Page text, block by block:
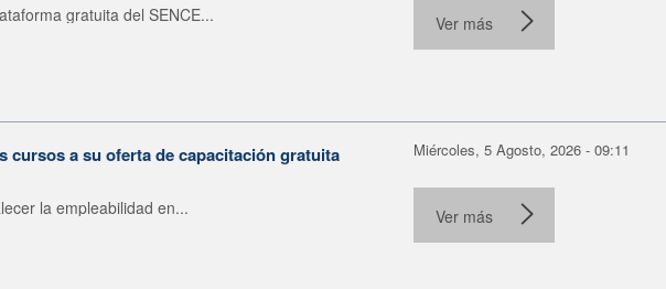
gratuita del SENCE... Ver más
cursos a su oferta de capacitación gratuita
la empleabilidad en...
Miércoles, 5 Agosto, 2026 - 09:11
Ver más